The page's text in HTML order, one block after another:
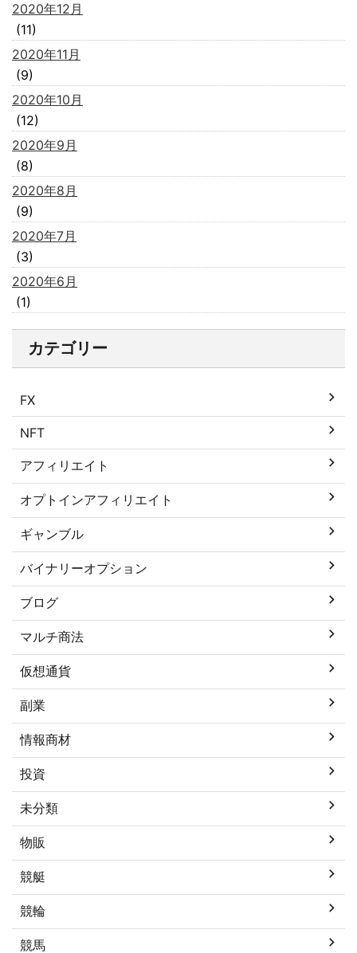
2020年12月
(11)
2020年11月
(9)
2020年10月
(12)
2020年9月
(8)
2020年8月
(9)
2020年7月
(3)
2020年6月
(1)
カテゴリー
FX
NFT
アフィリエイト
オプトインアフィリエイト
ギャンブル
バイナリーオプション
ブログ
マルチ商法
仮想通貨
副業
情報商材
投資
未分類
物販
競艇
競輪
競馬